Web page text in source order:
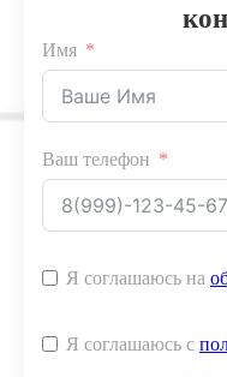
Имя
Ваш телефон
Я соглашаюсь на
Я соглашаюсь с